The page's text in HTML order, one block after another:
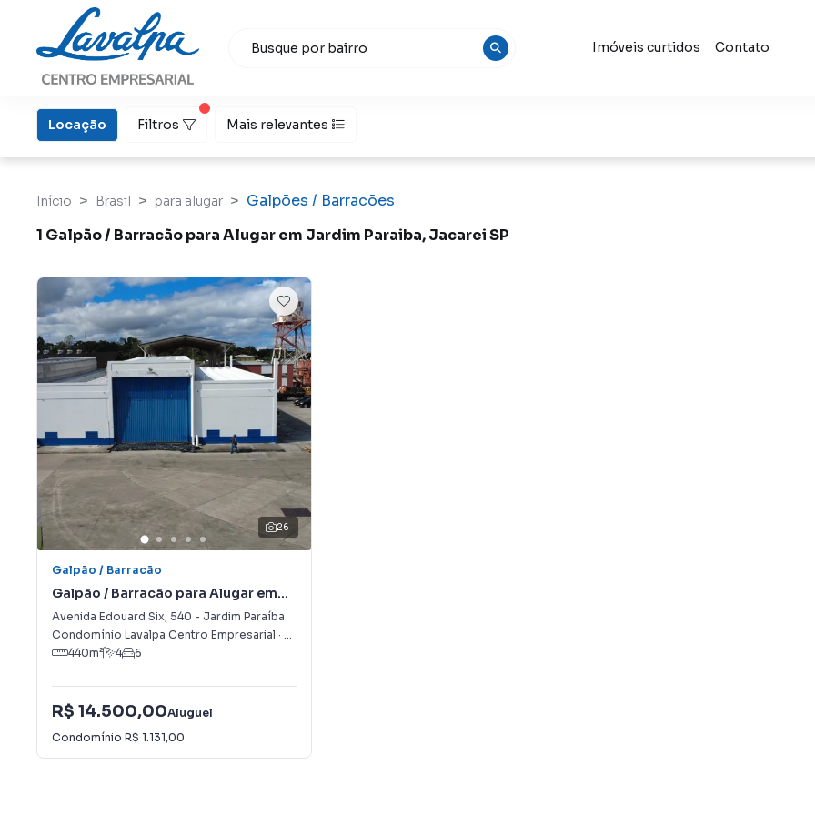
Imóveis curtidos Contato
Locação Filtros Mais relevantes
Início Brasil para alugar
Galpões / Barracões
1 Galpão / Barracão para Alugar em Jardim Paraiba, Jacarei SP
26
Galpão / Barracão
Galpão / Barracão para Alugar em
Jardim Paraíba
Avenida Edouard Six, 540 - Jardim Paraíba
Condomínio Lavalpa Centro Empresarial · Jacareí
440m² 4 6
R$ 14.500,00Aluguel
Condomínio R$ 1.131,00